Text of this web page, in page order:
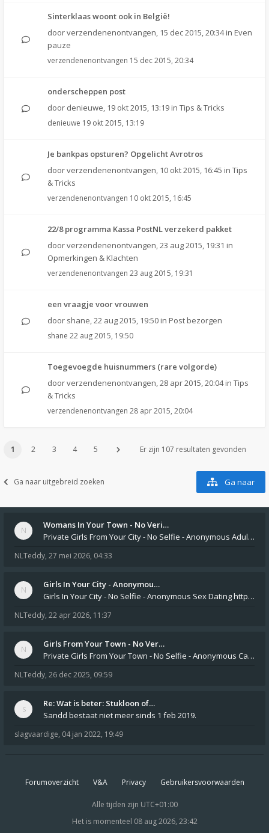
Sinterklaas woont ook in België!
doorverzendenenontvangen, 15 dec 2015, 20:34in Even
pauze
verzendenenontvangen 15 dec 2015, 20:34
onderscheppen post
door denieuwe, 19 okt 2015, 13:19 in Tips & Tricks
denieuwe 19 okt 2015, 13:19
Je bankpas opsturen? Opgelicht Avrotros
doorverzendenenontvangen, 10 okt 2015, 16:45 in Tips
& Tricks
verzendenenontvangen 10 okt 2015, 16:45
22/8 programma Kassa PostNL verzekerd pakket
doorverzendenenontvangen,23 aug 2015, 19:31 in
Opmerkingen & Klachten
verzendenenontvangen 23 aug 2015, 19:31
een vraagje voor vrouwen
door shane,22 aug 2015, 19:50 in Post bezorgen
shane 22 aug 2015, 19:50
Toegevoegde huisnummers (rare volgorde)
doorverzendenenontvangen,28 apr 2015, 20:04in Tips
& Tricks
verzendenenontvangen 28 apr 2015, 20:04
1 2 3 4 5 Er zijn 107 resultaten gevonden
Ga naar uitgebreid zoeken Ga naar
Womans In Your Town - No Veri…
Private Girls From Your City - No Selfie - Anonymous Adult Dating https://privatedates.live Private Girls In Your
NLTeddy, 27 mei 2026, 04:33
Girls In Your City - Anonymou…
Girls In Your City - No Selfie - Anonymous Sex Dating https://SecretPrivat.com Womens In Your Town - Anonymous S
NLTeddy, 22 apr 2026, 11:37
Girls From Your Town - No Ver…
Private Girls From Your Town - No Selfie - Anonymous Casual Dating https://PrivateLadyEscorts.com Private Lady In
NLTeddy, 26 dec 2025, 09:59
Re: Wat is beter: Stukloon of…
Sandd bestaat niet meer sinds 1 feb 2019.
slagvaardige, 04 jan 2022, 19:49
Forumoverzicht V&A Privacy Gebruikersvoorwaarden
Alle tijden zijn UTC+01:00
Het is momenteel 08 aug 2026, 23:42